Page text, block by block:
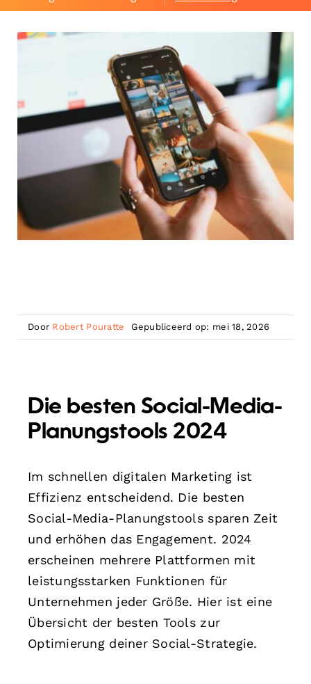
Door Robert Pouratte Gepubliceerd op: mei 18, 2026
Die besten Social-Media-
Planungstools 2024
Im schnellen digitalen Marketing ist
Effizienz entscheidend. Die besten
Social-Media-Planungstools sparen Zeit
und erhöhen das Engagement. 2024
erscheinen mehrere Plattformen mit
leistungsstarken Funktionen für
Unternehmen jeder Größe. Hier ist eine
Übersicht der besten Tools zur
Optimierung deiner Social-Strategie.